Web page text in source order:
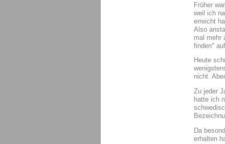
Früher
weil ich
erreicht
Also
mal mehr
finden"
Heute
nicht.
Zu jeder
hatte ich
Da
erhalten